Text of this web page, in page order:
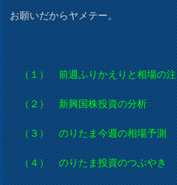
お願いだからヤメテー。
（１） 前週ふりかえりと相場の注
（２） 新興国株投資の分析
（３） のりたま今週の相場予測
（４） のりたま投資のつぶやき